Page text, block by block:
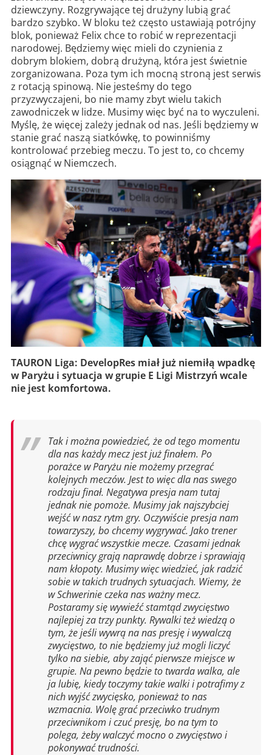
dziewczyny. Rozgrywające tej drużyny lubią grać
bardzo szybko. W bloku też często ustawiają potrójny
blok, ponieważ Felix chce to robić w reprezentacji
narodowej. Będziemy więc mieli do czynienia z
dobrym blokiem, dobrą drużyną, która jest świetnie
zorganizowana. Poza tym ich mocną stroną jest serwis
z rotacją spinową. Nie jesteśmy do tego
przyzwyczajeni, bo nie mamy zbyt wielu takich
zawodniczek w lidze. Musimy więc być na to wyczuleni.
Myślę, że więcej zależy jednak od nas. Jeśli będziemy w
stanie grać naszą siatkówkę, to powinniśmy
kontrolować przebieg meczu. To jest to, co chcemy
osiągnąć w Niemczech.
TAURON Liga: DevelopRes miał już niemiłą wpadkę
w Paryżu i sytuacja w grupie E Ligi Mistrzyń wcale
nie jest komfortowa.
Tak i można powiedzieć, że od tego momentu
dla nas każdy mecz jest już finałem. Po
porażce w Paryżu nie możemy przegrać
kolejnych meczów. Jest to więc dla nas swego
rodzaju finał. Negatywa presja nam tutaj
jednak nie pomoże. Musimy jak najszybciej
wejść w nasz rytm gry. Oczywiście presja nam
towarzyszy, bo chcemy wygrywać. Jako trener
chcę wygrać wszystkie mecze. Czasami jednak
przeciwnicy grają naprawdę dobrze i sprawiają
nam kłopoty. Musimy więc wiedzieć, jak radzić
sobie w takich trudnych sytuacjach. Wiemy, że
w Schwerinie czeka nas ważny mecz.
Postaramy się wywieźć stamtąd zwycięstwo
najlepiej za trzy punkty. Rywalki też wiedzą o
tym, że jeśli wywrą na nas presję i wywalczą
zwycięstwo, to nie będziemy już mogli liczyć
tylko na siebie, aby zająć pierwsze miejsce w
grupie. Na pewno będzie to twarda walka, ale
ja lubię, kiedy toczymy takie walki i potrafimy z
nich wyjść zwycięsko, ponieważ to nas
wzmacnia. Wolę grać przeciwko trudnym
przeciwnikom i czuć presję, bo na tym to
polega, żeby walczyć mocno o zwycięstwo i
pokonywać trudności.